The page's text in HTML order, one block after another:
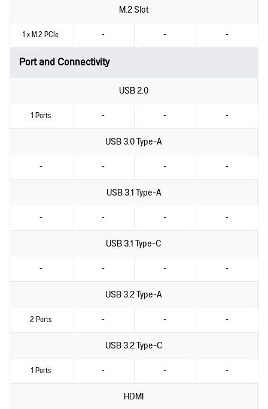
M.2 Slot
1 x M.2 PCIe - - -
Port and Connectivity
USB 2.0
1 Ports - - -
USB 3.0 Type-A
- - - -
USB 3.1 Type-A
- - - -
USB 3.1 Type-C
- - - -
USB 3.2 Type-A
2 Ports - - -
USB 3.2 Type-C
1 Ports - - -
HDMI